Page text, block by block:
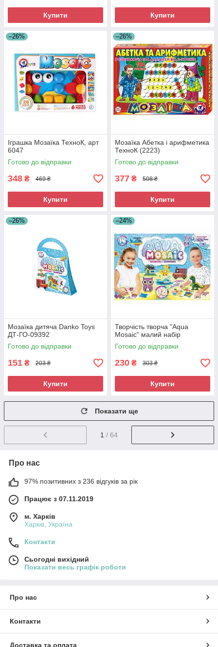
Купити Купити
–26%
Іграшка Мозаїка ТехноК, арт
6047
Готово до відправки
348 ₴ 469 ₴
Купити
–26%
Мозаїка Абетка і арифметика
ТехноК (2223)
Готово до відправки
377 ₴ 508 ₴
Купити
–26%
Мозаїка дитяча Danko Toys
ДТ-ГО-09392
Готово до відправки
151 ₴ 203 ₴
Купити
–24%
Творчість творча "Aqua
Mosaic" малий набір
Готово до відправки
230 ₴ 303 ₴
Купити
Показати ще
1 / 64
Про нас
97% позитивних з 236 відгуків за рік
Працює з 07.11.2019
м. Харків
Харків, Україна
Контакти
Сьогодні вихідний
Показати весь графік роботи
Про нас
Контакти
Доставка та оплата